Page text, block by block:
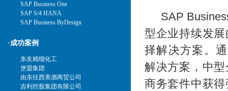
SAP Business One
SAP S/4 HANA
SAP Business ByDesign
·成功案例
东友精细化工
堡盟集团
由东往西美酒商贸公司
吉利控股集团有限公司
SAP
型企业持续发
择解决方案。
解决方案，中
商务套件中获